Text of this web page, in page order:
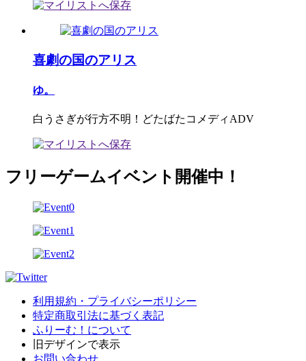
喜劇の国のアリス
ゆ。
白うさぎが行方不明！どたばたコメディADV
フリーゲームイベント開催中！
利用規約・プライバシーポリシー
特定商取引法に基づく表記
ふりーむ！について
旧デザインで表示
お問い合わせ